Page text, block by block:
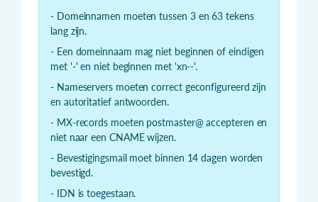
- Domeinnamen moeten tussen 3 en 63 tekens
lang zijn.
- Een domeinnaam mag niet beginnen of eindigen
met '-' en niet beginnen met 'xn--'.
- Nameservers moeten correct geconfigureerd zijn
en autoritatief antwoorden.
- MX-records moeten postmaster@ accepteren en
niet naar een CNAME wijzen.
- Bevestigingsmail moet binnen 14 dagen worden
bevestigd.
- IDN is toegestaan.